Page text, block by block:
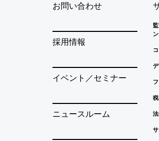
お問い合わせ
採用情報
イベント／セミナー
ニュースルーム